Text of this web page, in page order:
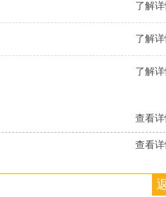
了解
了解
了解
查看
查看